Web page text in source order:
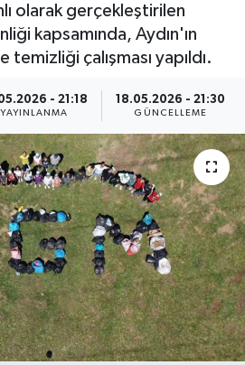
olarak gerçekleştirilen
kapsamında, Aydın'ın
çalışması yapıldı.
- 21:18
YAYINLANMA
18.05.2026 - 21:30
GÜNCELLEME